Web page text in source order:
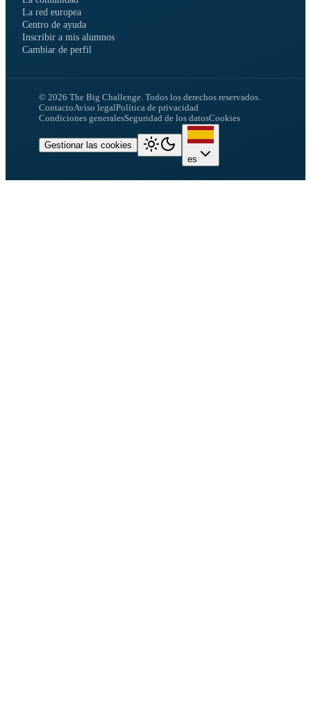
La red europea
Centro de ayuda
Inscribir a mis alumnos
Cambiar de perfil
© 2026 The Big Challenge. Todos los derechos reservados.
ContactoAviso legalPolítica de privacidad
Condiciones generalesSeguridad de los datosCookies
Gestionar las cookies
es